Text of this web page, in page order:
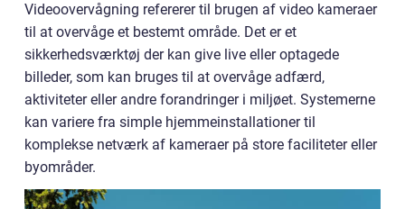
Videoovervågning refererer til brugen af video kameraer
til at overvåge et bestemt område. Det er et
sikkerhedsværktøj der kan give live eller optagede
billeder, som kan bruges til at overvåge adfærd,
aktiviteter eller andre forandringer i miljøet. Systemerne
kan variere fra simple hjemmeinstallationer til
komplekse netværk af kameraer på store faciliteter eller
byområder.